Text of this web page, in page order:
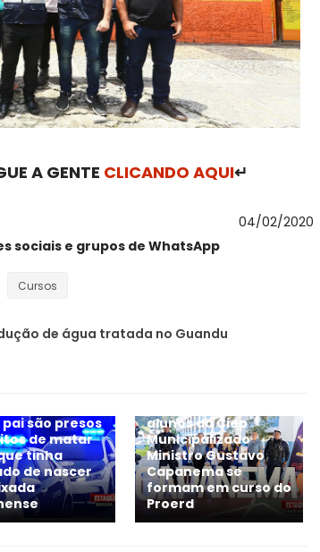
A GENTE CLICANDO AQUI↵
04/02/2020
sociais e grupos de WhatsApp
Cursos
de água tratada no Guandu
pai são presos
de matar
tinha
de nascer
alunos do Ciep
Municipalizado
Ministro Gustavo
Capanema se
formam em curso do
Proerd